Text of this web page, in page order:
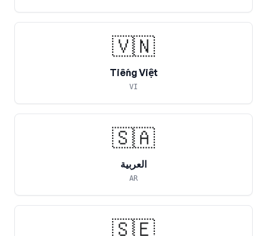
🇻🇳
Tiếng Việt
VI
🇸🇦
العربية
AR
🇸🇪